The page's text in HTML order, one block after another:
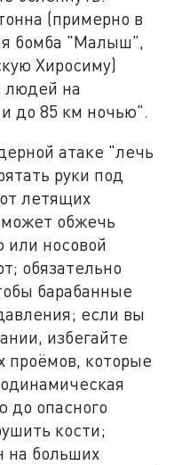
(примерно в
бомба "Малыш",
Хиросиму)
людей на
до 85 км ночью".
атаке "лечь
руки под
летящих
обжечь
или носовой
обязательно
барабанные
если вы
избегайте
проёмов, которые
до опасного
кости;
на больших